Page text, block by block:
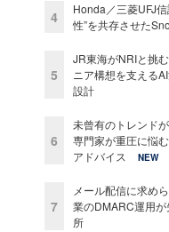
4
Honda／三菱UFJ
性”を共存させた
5
JR東海がNRIと挑
ニア構想を支える
設計
6
未曾有のトレンド
専門家が重圧に悩
アドバイス
NEW
7
メール配信に求め
業のDMARC運用
所